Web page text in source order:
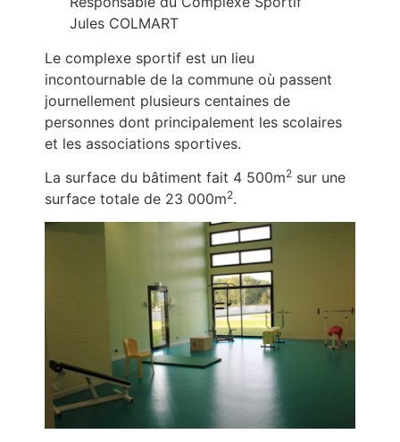
Jules COLMART
Le complexe sportif est un lieu
incontournable de la commune où passent
journellement plusieurs centaines de
personnes dont principalement les scolaires
et les associations sportives.
La surface du bâtiment fait 4 500m2 sur une
surface totale de 23 000m2.